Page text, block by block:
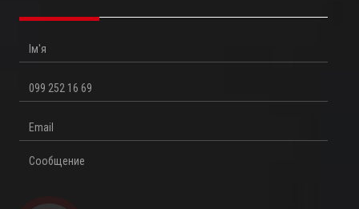
Ім'я
Телефон
Email
Повідомлення